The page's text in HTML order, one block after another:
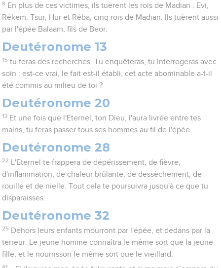
8 En plus de ces victimes, ils tuèrent les rois de Madian : Evi,
Rékem, Tsur, Hur et Réba, cinq rois de Madian. Ils tuèrent aussi
par l'épée Balaam, fils de Beor.
Deutéronome 13
15 tu feras des recherches. Tu enquêteras, tu interrogeras avec
soin : est-ce vrai, le fait est-il établi, cet acte abominable a-t-il
été commis au milieu de toi ?
Deutéronome 20
13 Et une fois que l'Eternel, ton Dieu, l'aura livrée entre tes
mains, tu feras passer tous ses hommes au fil de l'épée.
Deutéronome 28
22
L'Eternel te frappera de dépérissement, de fièvre,
d'inflammation, de chaleur brûlante, de dessèchement, de
rouille et de nielle. Tout cela te poursuivra jusqu'à ce que tu
disparaisses.
Deutéronome 32
25 Dehors leurs enfants mourront par l'épée, et dedans par la
terreur. Le jeune homme connaîtra le même sort que la jeune
fille, et le nourrisson le même sort que le vieillard.